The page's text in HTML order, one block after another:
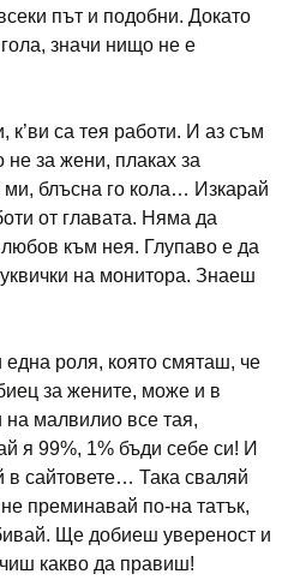
път и подобни. Докато
значи нищо не е
к’ви са тея работи. И аз съм
не за жени, плаках за
ми, блъсна го кола… Изкарай
от главата. Няма да
към нея. Глупаво е да
на монитора. Знаеш
една роля, която смяташ, че
за жените, може и в
на малвилио все тая,
я 99%, 1% бъди себе си! И
в сайтовете… Така сваляй
преминавай по-на татък,
Ще добиеш увереност и
какво да правиш!